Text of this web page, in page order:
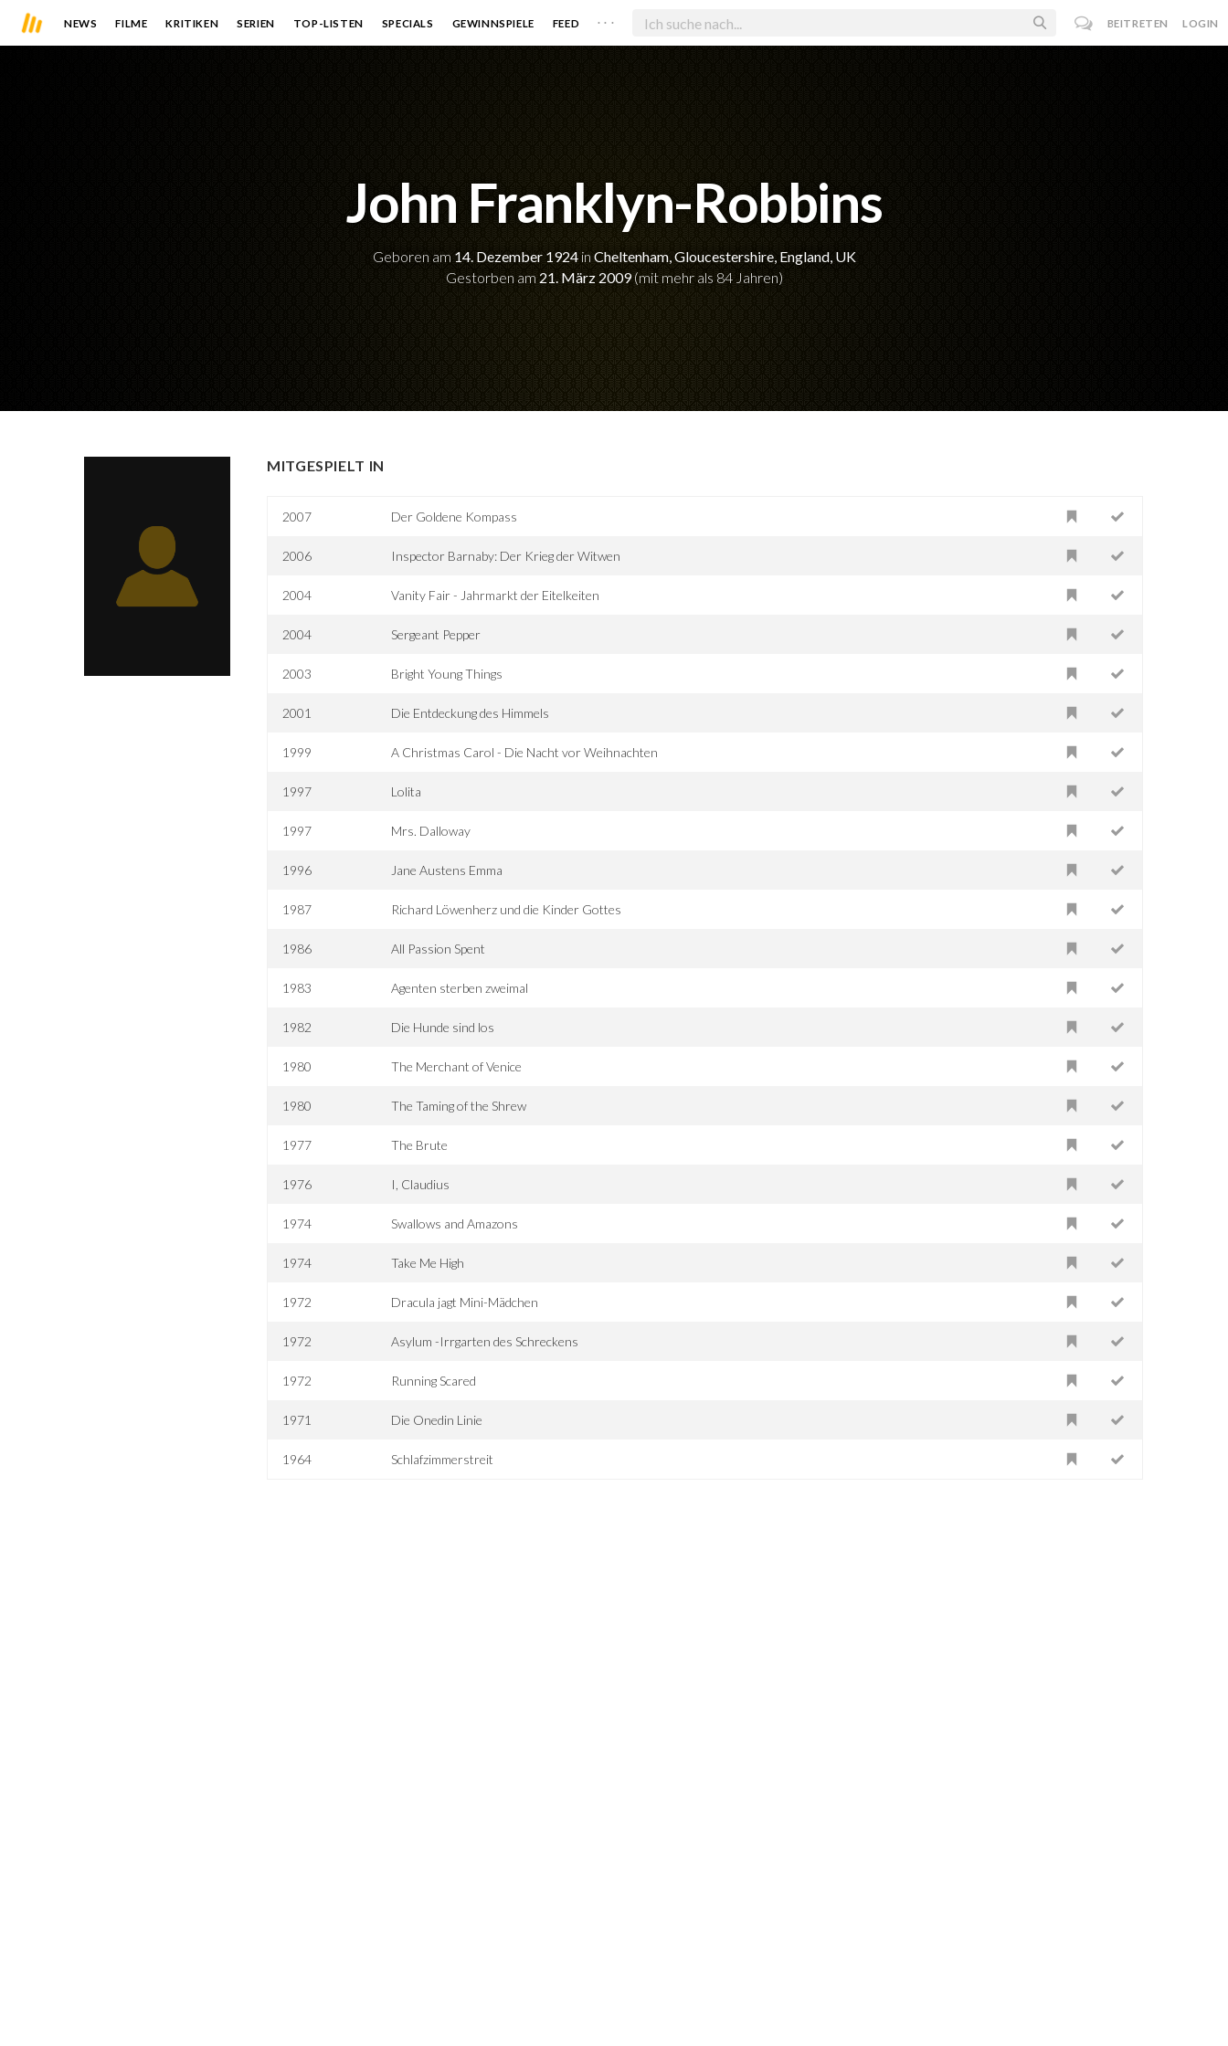
NEWS FILME KRITIKEN SERIEN TOP-LISTEN SPECIALS GEWINNSPIELE FEED . . . BEITRETEN LOGIN
John Franklyn-Robbins
Geboren am 14. Dezember 1924in Cheltenham, Gloucestershire, England, UK
Gestorben am 21. März 2009(mit mehr als 84 Jahren)
MITGESPIELT IN
2007 Der Goldene Kompass
2006 Inspector Barnaby: Der Krieg der Witwen
2004 Vanity Fair - Jahrmarkt der Eitelkeiten
2004 Sergeant Pepper
2003 Bright Young Things
2001 Die Entdeckung des Himmels
1999 A Christmas Carol - Die Nacht vor Weihnachten
1997 Lolita
1997 Mrs. Dalloway
1996 Jane Austens Emma
1987 Richard Löwenherz und die Kinder Gottes
1986 All Passion Spent
1983 Agenten sterben zweimal
1982 Die Hunde sind los
1980 The Merchant of Venice
1980 The Taming of the Shrew
1977 The Brute
1976 I, Claudius
1974 Swallows and Amazons
1974 Take Me High
1972 Dracula jagt Mini-Mädchen
1972 Asylum -Irrgarten des Schreckens
1972 Running Scared
1971 Die Onedin Linie
1964 Schlafzimmerstreit